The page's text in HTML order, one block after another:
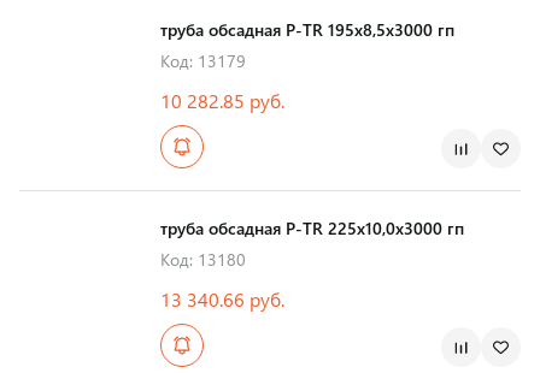
труба обсадная Р-TR 195х8,5х3000 гп
Код: 13179
10 282.85 руб.
труба обсадная Р-TR 225х10,0х3000 гп
Код: 13180
13 340.66 руб.